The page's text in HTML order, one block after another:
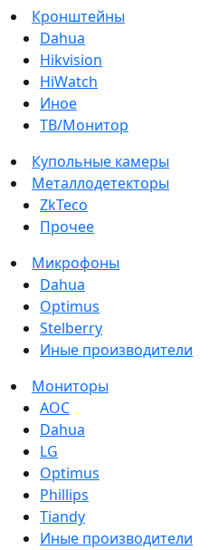
Кронштейны
Dahua
Hikvision
HiWatch
Иное
ТВ/Монитор
Купольные камеры
Металлодетекторы
ZkTeco
Прочее
Микрофоны
Dahua
Optimus
Stelberry
Иные производители
Мониторы
AOC
Dahua
LG
Optimus
Phillips
Tiandy
Иные производители